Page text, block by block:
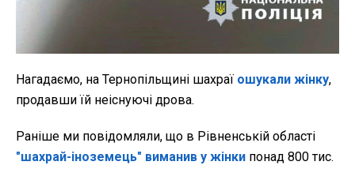
Нагадаємо, на Тернопільщині шахраї ошукали жінку,
продавши їй неіснуючі дрова.
Раніше ми повідомляли, що в Рівненській області
"шахрай-іноземець" виманив у жінки понад 800 тис.